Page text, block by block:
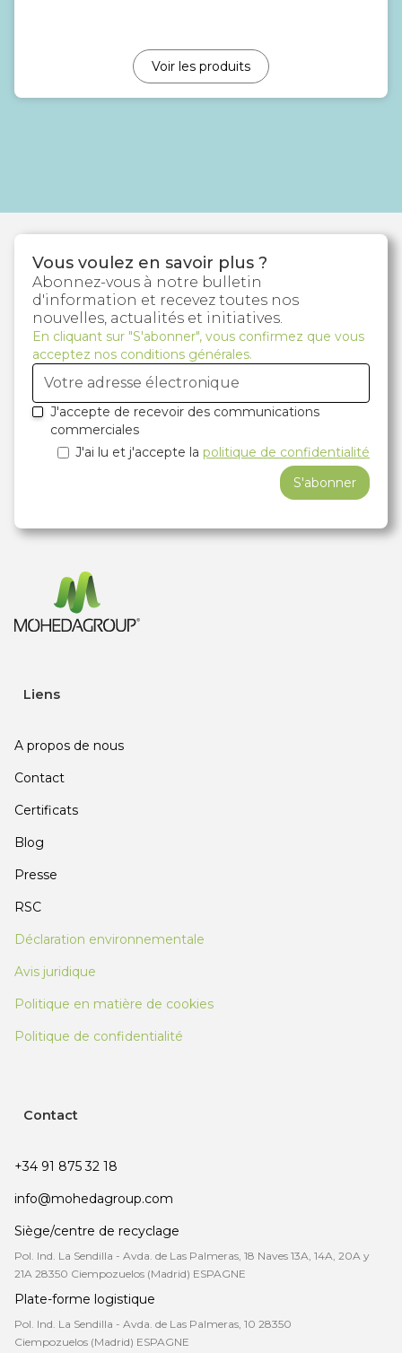
Voir les produits
Vous voulez en savoir plus ?
Abonnez-vous à notre bulletin
d'information et recevez toutes nos
nouvelles, actualités et initiatives.
En cliquant sur "S'abonner", vous confirmez que vous
acceptez nos conditions générales.
J'accepte de recevoir des communications
commerciales
J'ai lu et j'accepte la politique de confidentialité
Liens
A propos de nous
Contact
Certificats
Blog
Presse
RSC
Déclaration environnementale
Avis juridique
Politique en matière de cookies
Politique de confidentialité
Contact
+34 91 875 32 18
info@mohedagroup.com
Siège/centre de recyclage
Pol. Ind. La Sendilla - Avda. de Las Palmeras, 18 Naves 13A, 14A, 20A y
21A 28350 Ciempozuelos (Madrid) ESPAGNE
Plate-forme logistique
Pol. Ind. La Sendilla - Avda. de Las Palmeras, 10 28350
Ciempozuelos (Madrid) ESPAGNE